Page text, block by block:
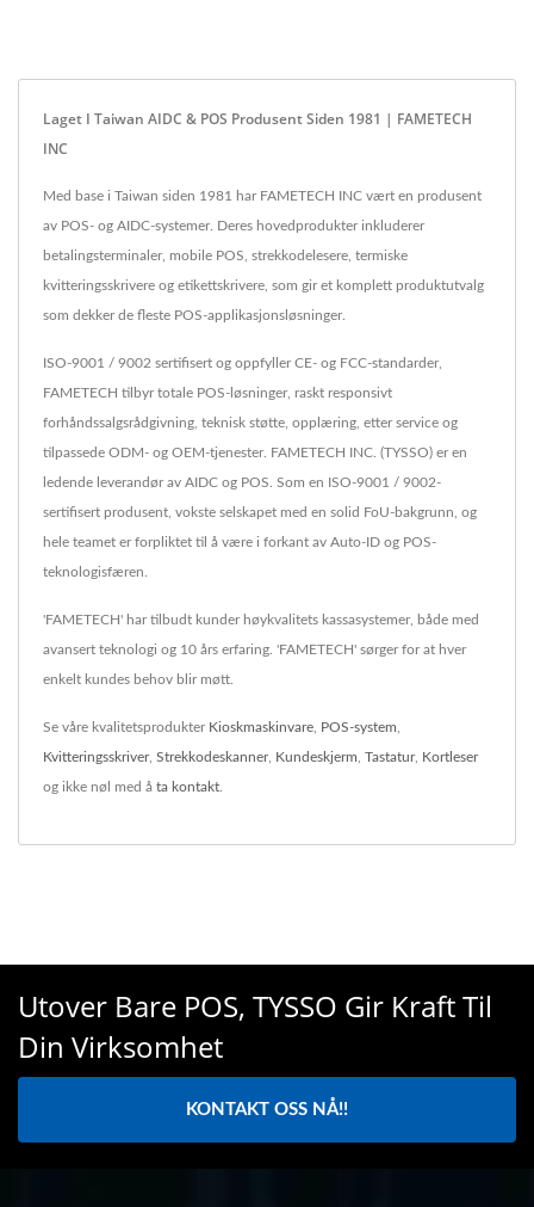
Laget I Taiwan AIDC & POS Produsent Siden 1981 | FAMETECH
INC
Med base i Taiwan siden 1981 har FAMETECH INC vært en produsent
av POS- og AIDC-systemer. Deres hovedprodukter inkluderer
betalingsterminaler, mobile POS, strekkodelesere, termiske
kvitteringsskrivere og etikettskrivere, som gir et komplett produktutvalg
som dekker de fleste POS-applikasjonsløsninger.
ISO-9001 / 9002 sertifisert og oppfyller CE- og FCC-standarder,
FAMETECH tilbyr totale POS-løsninger, raskt responsivt
forhåndssalgsrådgivning, teknisk støtte, opplæring, etter service og
tilpassede ODM- og OEM-tjenester. FAMETECH INC. (TYSSO) er en
ledende leverandør av AIDC og POS. Som en ISO-9001 / 9002-
sertifisert produsent, vokste selskapet med en solid FoU-bakgrunn, og
hele teamet er forpliktet til å være i forkant av Auto-ID og POS-
teknologisfæren.
'FAMETECH' har tilbudt kunder høykvalitets kassasystemer, både med
avansert teknologi og 10 års erfaring. 'FAMETECH' sørger for at hver
enkelt kundes behov blir møtt.
Se våre kvalitetsprodukter Kioskmaskinvare POS-system
Kvitteringsskriver, Strekkodeskanner, Kundeskjerm Tastatur, Kortleser
og ikke nøl med å ta kontakt
Utover Bare POS, TYSSO Gir Kraft Til
Din Virksomhet
KONTAKT OSS NÅ!!